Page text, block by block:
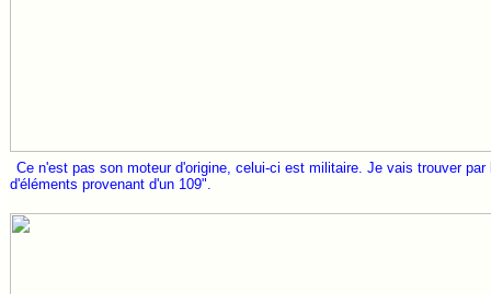
Ce n'est pas son moteur d'origine, celui-ci est militaire. Je vais trouver par
d'éléments provenant d'un 109".